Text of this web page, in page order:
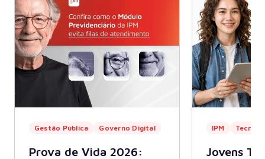
Gestão Pública Governo Digital
Prova de Vida 2026:
IPM
Jovens